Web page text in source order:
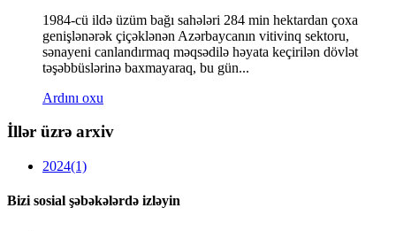
1984-cü ildə üzüm bağı sahələri 284 min hektardan çoxa
genişlənərək çiçəklənən Azərbaycanın vitivinq sektoru,
sənayeni canlandırmaq məqsədilə həyata keçirilən dövlət
təşəbbüslərinə baxmayaraq, bu gün...
Ardını oxu
İllər üzrə arxiv
2024(1)
Bizi sosial şəbəkələrdə izləyin